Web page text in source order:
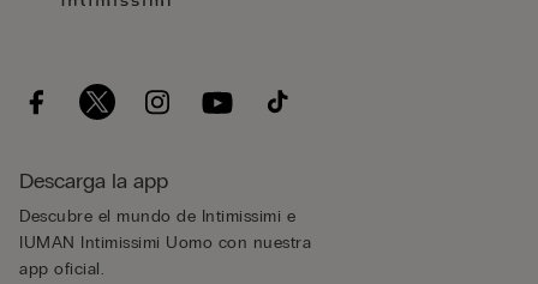
Descarga la app
Descubre el mundo de Intimissimi e
IUMAN Intimissimi Uomo con nuestra
app oficial.